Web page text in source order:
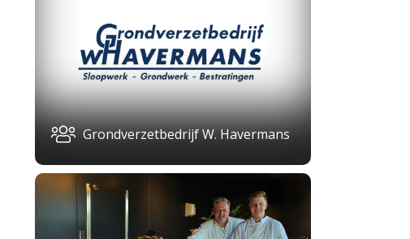
Grondverzetbedrijf W. Havermans